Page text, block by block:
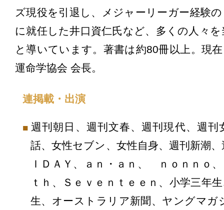
ズ現役を引退し、メジャーリーガー経験
に就任した井口資仁氏など、多くの人々
と導いています。著書は約80冊以上。現
運命学協会 会長。
連掲載・出演
週刊朝日、週刊文春、週刊現代、週刊
話、女性セブン、女性自身、週刊新潮
ＩＤＡＹ、ａｎ・ａｎ、 ｎｏｎｎｏ
ｔｈ、Ｓｅｖｅｎｔｅｅｎ、小学三年
生、オーストラリア新聞、ヤングマガ